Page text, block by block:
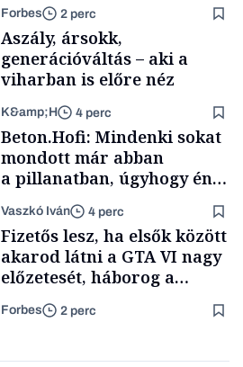
soroljuk az eddig felmerült
neveket
Forbes 2 perc
Aszály, ársokk,
generációváltás – aki a
viharban is előre néz
K&amp;H 4 perc
Beton.Hofi: Mindenki sokat
mondott már abban
a pillanatban, úgyhogy én
a legsarkosabb
gondolataimat akartam
kimondani
Vaszkó Iván 4 perc
Fizetős lesz, ha elsők között
akarod látni a GTA VI nagy
előzetesét, háborog a
gamer közösség
Forbes 2 perc